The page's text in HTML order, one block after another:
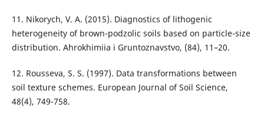
11. Nikorych, V. A. (2015). Diagnostics of lithogenic
heterogeneity of brown-podzolic soils based on particle-size
distribution. Ahrokhimiia i Gruntoznavstvo, (84), 11–20.
12. Rousseva, S. S. (1997). Data transformations between
soil texture schemes. European Journal of Soil Science,
48(4), 749-758.